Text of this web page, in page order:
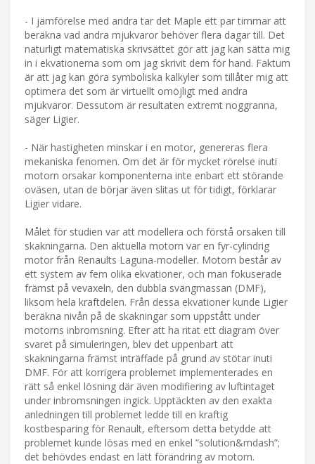
- I jämförelse med andra tar det Maple ett par timmar att
beräkna vad andra mjukvaror behöver flera dagar till. Det
naturligt matematiska skrivsättet gör att jag kan sätta mig
in i ekvationerna som om jag skrivit dem för hand. Faktum
är att jag kan göra symboliska kalkyler som tillåter mig att
optimera det som är virtuellt omöjligt med andra
mjukvaror. Dessutom är resultaten extremt noggranna,
säger Ligier.
- När hastigheten minskar i en motor, genereras flera
mekaniska fenomen. Om det är för mycket rörelse inuti
motorn orsakar komponenterna inte enbart ett störande
oväsen, utan de börjar även slitas ut för tidigt, förklarar
Ligier vidare.
Målet för studien var att modellera och förstå orsaken till
skakningarna. Den aktuella motorn var en fyr-cylindrig
motor från Renaults Laguna-modeller. Motorn består av
ett system av fem olika ekvationer, och man fokuserade
främst på vevaxeln, den dubbla svängmassan (DMF),
liksom hela kraftdelen. Från dessa ekvationer kunde Ligier
beräkna nivån på de skakningar som uppstått under
motorns inbromsning. Efter att ha ritat ett diagram över
svaret på simuleringen, blev det uppenbart att
skakningarna främst inträffade på grund av stötar inuti
DMF. För att korrigera problemet implementerades en
rätt så enkel lösning där även modifiering av luftintaget
under inbromsningen ingick. Upptäckten av den exakta
anledningen till problemet ledde till en kraftig
kostbesparing för Renault, eftersom detta betydde att
problemet kunde lösas med en enkel ”solution&mdash”;
det behövdes endast en lätt förändring av motorn.